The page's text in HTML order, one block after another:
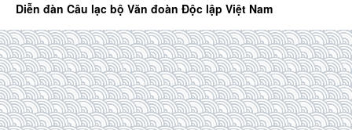
Diễn đàn Câu lạc bộ Văn đoàn Độc lập Việt Nam